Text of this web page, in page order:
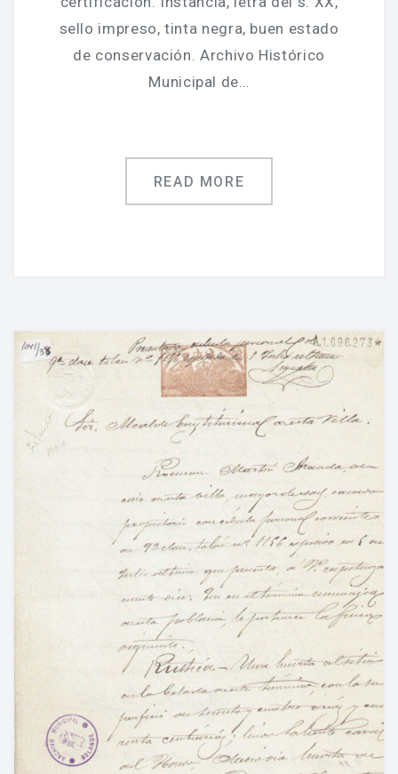
sello impreso, tinta negra, buen estado
de conservación. Archivo Histórico
Municipal de…
READ MORE